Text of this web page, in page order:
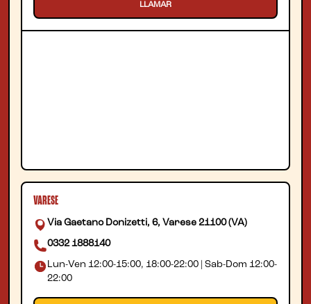
LLAMAR
VARESE
Via Gaetano Donizetti, 6, Varese 21100 (VA)
0332 1888140
Lun-Ven 12:00-15:00, 18:00-22:00 | Sab-Dom 12:00-
22:00